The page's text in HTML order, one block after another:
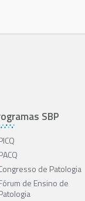
SBP
de Patologia
de Ensino de